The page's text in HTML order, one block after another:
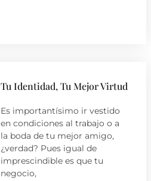
Tu Identidad, Tu Mejor Virtud
Es importantísimo ir vestido
en condiciones al trabajo o a
la boda de tu mejor amigo,
¿verdad? Pues igual de
imprescindible es que tu
negocio,